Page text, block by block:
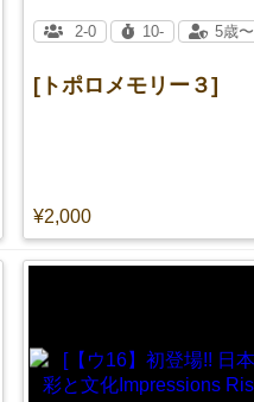
[トポロメモリー３]
¥2,000
2-0 10- 5歳〜